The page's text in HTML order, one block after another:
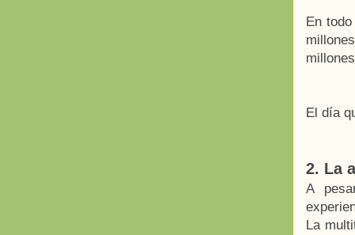
En
El día
2. La
A
La